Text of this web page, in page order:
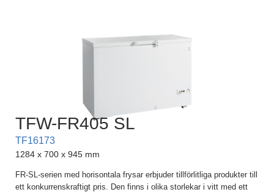
TFW-FR405 SL
TF16173
1284 x 700 x 945 mm
FR-SL-serien med horisontala frysar erbjuder tillförlitliga produkter till
ett konkurrenskraftigt pris. Den finns i olika storlekar i vitt med ett